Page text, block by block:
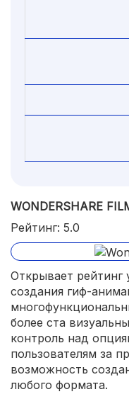
WONDERSHARE
Рейтинг: 5.0
Открывает рейтинг
создания гиф-
более ста
контроль над
пользователям за
возможность
любого формата.